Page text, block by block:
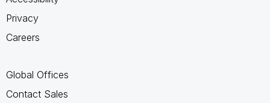
Privacy
Careers
Global Offices
Contact Sales